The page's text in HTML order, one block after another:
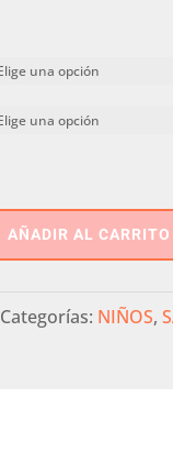
AÑADIR AL CARRITO
Categorías: NIÑOS,